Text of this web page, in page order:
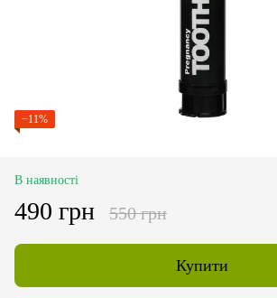
−11%
В наявності
490 грн 550 грн
Купити